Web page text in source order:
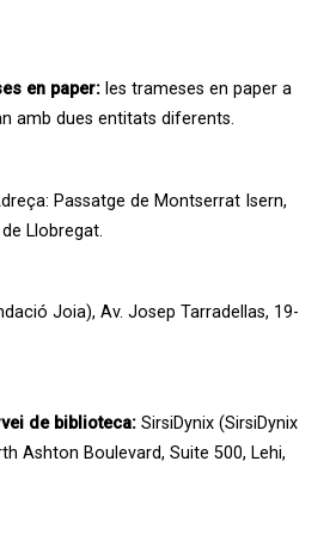
en paper:les trameses en paper a
amb dues entitats diferents.
Passatge de Montserrat Isern,
Llobregat.
Joia), Av. Josep Tarradellas, 19-
de biblioteca:SirsiDynix (SirsiDynix
Ashton Boulevard, Suite 500, Lehi,